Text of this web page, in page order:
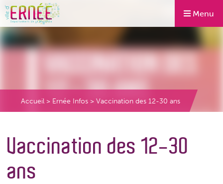
Menu
Accueil > Ernée Infos > Vaccination des 12-30 ans
Vaccination des 12-30
ans